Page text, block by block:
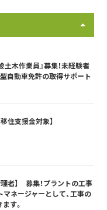
土木作業員』募集！未経験者
自動車免許の取得サポート
住支援金対象】
者】 募集！プラントの工事
ネージャーとして、工事の
す。